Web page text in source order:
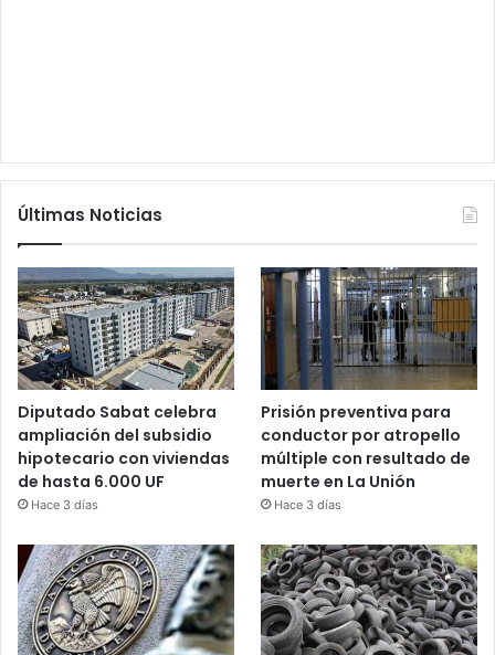
Últimas Noticias
Diputado Sabat celebra
ampliación del subsidio
hipotecario con viviendas
de hasta 6.000 UF
Hace 3 días
Prisión preventiva para
conductor por atropello
múltiple con resultado de
muerte en La Unión
Hace 3 días